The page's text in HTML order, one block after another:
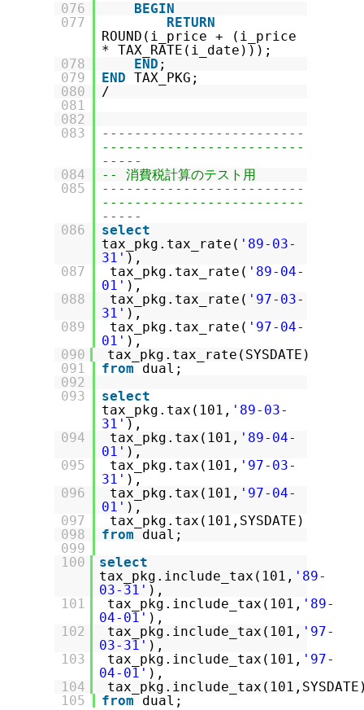
076
BEGIN
077
RETURN
ROUND(i_price + (i_price
* TAX_RATE(i_date)));
078
END ;
079
END TAX_PKG;
080
/
081
082
083
-------------------------
-------------------------
-----
084
-- 消費税計算のテスト用
085
-------------------------
-------------------------
-----
086
select
tax_pkg.tax_rate( '89-03-
31' ),
087
tax_pkg.tax_rate( '89-04-
01' ),
088
tax_pkg.tax_rate( '97-03-
31' ),
089
tax_pkg.tax_rate( '97-04-
01' ),
090
tax_pkg.tax_rate(SYSDATE)
091
from
dual;
092
093
select
tax_pkg.tax(101, '89-03-
31' ),
094
tax_pkg.tax(101, '89-04-
01' ),
095
tax_pkg.tax(101, '97-03-
31' ),
096
tax_pkg.tax(101, '97-04-
01' ),
097
tax_pkg.tax(101,SYSDATE)
098
from
dual;
099
100
select
tax_pkg.include_tax(101, '89-
03-31' ),
101
tax_pkg.include_tax(101, '89-
04-01' ),
102
tax_pkg.include_tax(101, '97-
03-31' ),
103
tax_pkg.include_tax(101, '97-
04-01' ),
104
105
from dual;